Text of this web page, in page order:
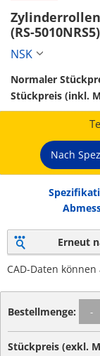
(RS-5010NRS5)
NSK
Normaler
Stückpreis (inkl.
Nach
Erneut
CAD-Daten
Bestellmenge: -
Stückpreis (exkl.